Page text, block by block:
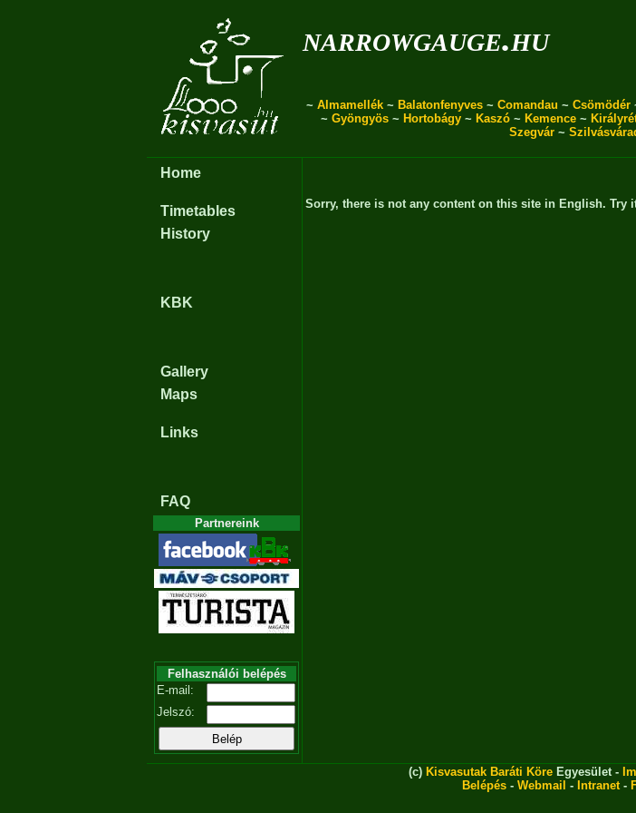
narrowgauge.hu
~ Almamellék~ Balatonfenyves~ Comandau ~ Csömödér
~ Gyöngyös~ Hortobágy~ Kaszó~ Kemence~
Szegvár ~
Home
Timetables
History
KBK
Gallery
Maps
Links
FAQ
Partnereink
Felhasználói belépés
E-mail:
Jelszó:
Sorry, there is not any content on this site in English. Try
(c) Kisvasutak Baráti Köre Egyesület -
Belépés - Webmail - Intranet-